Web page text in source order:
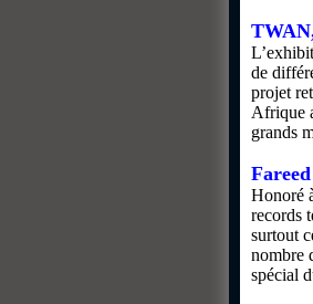
de
projet
Afrique
grands
Honoré
records
surtout
nombre
spécial